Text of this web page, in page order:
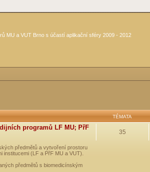
MU a VUT Brno s účastí aplikační sféry 2009 - 2012
TÉMATA
programů LF MU; PřF
předmětů a vytvoření prostoru
(LF a PřF MU a VUT).
předmětů s biomedicínským
35